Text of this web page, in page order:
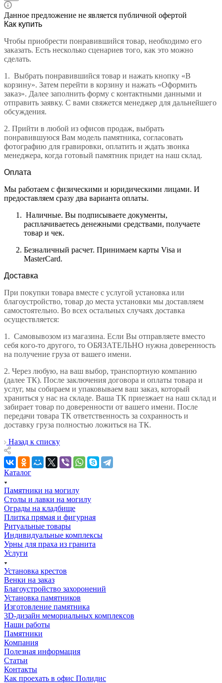
Данное предложение не является публичной офертой
Как купить
Чтобы приобрести понравившийся товар, необходимо его
заказать. Есть несколько сценариев того, как это можно
сделать.
1. Выбрать понравившийся товар и нажать кнопку «В
корзину». Затем перейти в корзину и нажать «Оформить
заказ». Далее заполнить форму с контактными данными и
отправить заявку. С вами свяжется менеджер для дальнейшего
обсуждения.
2. Прийти в любой из офисов продаж, выбрать
понравившуюся Вам модель памятника, согласовать
фотографию для гравировки, оплатить и ждать звонка
менеджера, когда готовый памятник придет на наш склад.
Оплата
Мы работаем с физическими и юридическими лицами. И
предоставляем сразу два варианта оплаты.
Наличные. Вы подписываете документы,
расплачиваетесь денежными средствами, получаете
товар и чек.
Безналичный расчет. Принимаем карты Visa и
MasterCard.
Доставка
При покупки товара вместе с услугой установка или
благоустройство, товар до места установки мы доставляем
самостоятельно. Во всех остальных случаях доставка
осуществляется:
1. Самовывозом из магазина. Если Вы отправляете вместо
себя кого-то другого, то ОБЯЗАТЕЛЬНО нужна доверенность
на получение груза от вашего имени.
2. Через любую, на ваш выбор, транспортную компанию
(далее ТК). После заключения договора и оплаты товара и
услуг, мы собираем и упаковываем ваш заказ, который
храниться у нас на складе. Ваша ТК приезжает на наш склад и
забирает товар по доверенности от вашего имени. После
передачи товара ТК ответственность за сохранность и
доставку груза полностью ложиться на ТК.
Назад к списку
Каталог
Памятники на могилу
Столы и лавки на могилу
Ограды на кладбище
Плитка прямая и фигурная
Ритуальные товары
Индивидуальные комплексы
Урны для праха из гранита
Услуги
Установка крестов
Венки на заказ
Благоустройство захоронений
Установка памятников
Изготовление памятника
3D-дизайн мемориальных комплексов
Наши работы
Памятники
Компания
Полезная информация
Статьи
Контакты
Как проехать в офис Полидис